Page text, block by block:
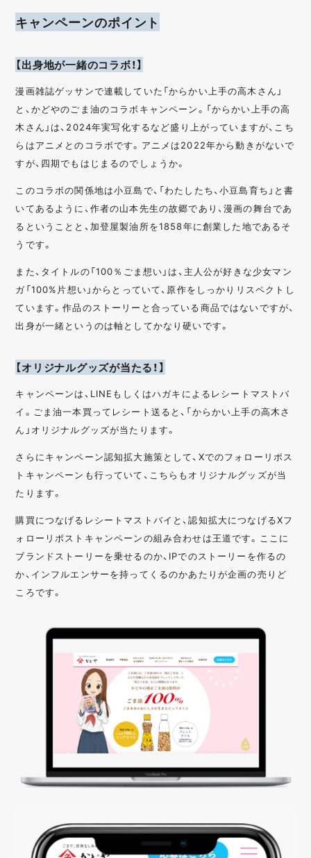
キャンペーンのポイント
【出身地が一緒のコラボ！】
漫画雑誌ゲッサンで連載していた「からかい上手の高木さん」
と、かどやのごま油のコラボキャンペーン。「からかい上手の高
木さん」は、2024年実写化するなど盛り上がっていますが、こち
らはアニメとのコラボです。アニメは2022年から動きがないで
すが、四期でもはじまるのでしょうか。
このコラボの関係地は小豆島で、「わたしたち、小豆島育ち」と書
いてあるように、作者の山本先生の故郷であり、漫画の舞台であ
るということと、加登屋製油所を1858年に創業した地であるそ
うです。
また、タイトルの「100％ごま想い」は、主人公が好きな少女マン
ガ「100%片想い」からとっていて、原作をしっかりリスペクトし
ています。作品のストーリーと合っている商品ではないですが、
出身が一緒というのは軸としてかなり硬いです。
【オリジナルグッズが当たる！】
キャンペーンは、LINEもしくはハガキによるレシートマストバ
イ。ごま油一本買ってレシート送ると、「からかい上手の高木さ
ん」オリジナルグッズが当たります。
さらにキャンペーン認知拡大施策として、Xでのフォローリポス
トキャンペーンも行っていて、こちらもオリジナルグッズが当
たります。
購買につなげるレシートマストバイと、認知拡大につなげるXフ
ォローリポストキャンペーンの組み合わせは王道です。ここに
ブランドストーリーを乗せるのか、IPでのストーリーを作るの
か、インフルエンサーを持ってくるのかあたりが企画の売りど
ころです。